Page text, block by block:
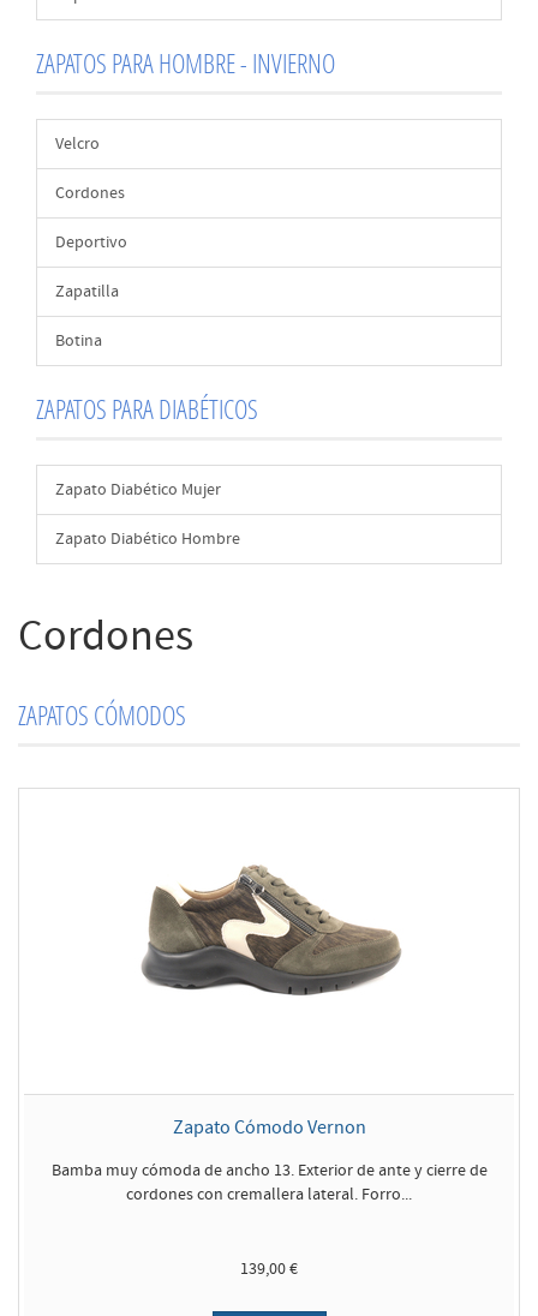
ZAPATOS PARA HOMBRE - INVIERNO
Velcro
Cordones
Deportivo
Zapatilla
Botina
ZAPATOS PARA DIABÉTICOS
Zapato Diabético Mujer
Zapato Diabético Hombre
Cordones
ZAPATOS CÓMODOS
Zapato Cómodo Vernon
Bamba muy cómoda de ancho 13. Exterior de ante y cierre de
cordones con cremallera lateral. Forro...
139,00 €